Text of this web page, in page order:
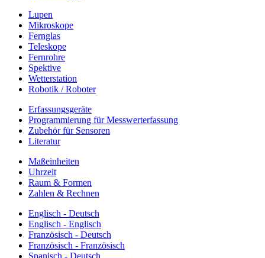
Lupen
Mikroskope
Fernglas
Teleskope
Fernrohre
Spektive
Wetterstation
Robotik / Roboter
Erfassungsgeräte
Programmierung für Messwerterfassung
Zubehör für Sensoren
Literatur
Maßeinheiten
Uhrzeit
Raum & Formen
Zahlen & Rechnen
Englisch - Deutsch
Englisch - Englisch
Französisch - Deutsch
Französisch - Französisch
Spanisch - Deutsch